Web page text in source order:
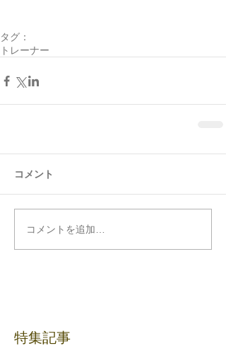
タグ：
トレーナー
コメント
コメントを追加…
特集記事